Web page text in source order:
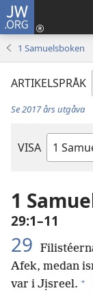
JW.ORG
1 Samuelsboken
ARTIKELSPRÅK
Se 2017 års utgåva
VISA
Bibelbok
1
29:1–11
29
Afek, medan
var i Jịsreel. +